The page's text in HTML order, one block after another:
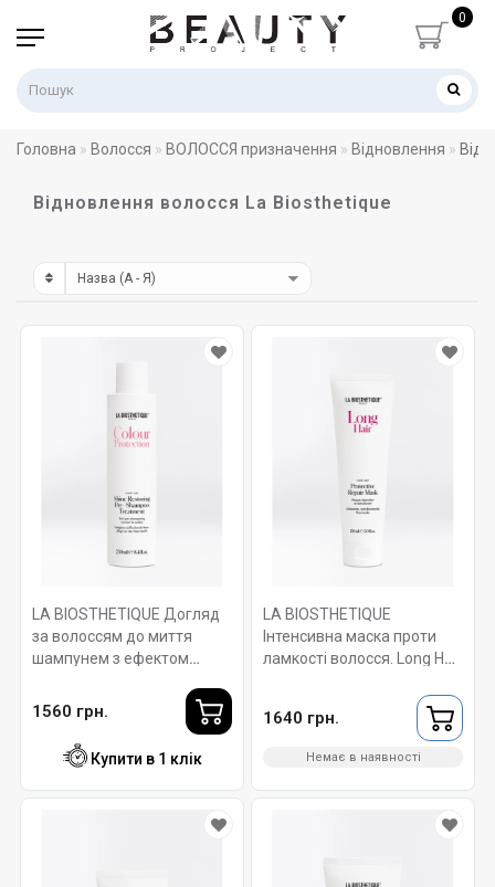
0
Головна Волосся ВОЛОССЯ призначення Відновлення
Відновлення волосся La Biosthetique
LA BIOSTHETIQUE Догляд
за волоссям до миття
шампунем з ефектом
Protection Shine Restoring
Pre-Shampoo Treatment
250 мл
1560 грн.
Купити в 1 клік
LA BIOSTHETIQUE
Інтенсивна маска проти
ламкості волосся. Long Hair
1640 грн.
Немає в наявності